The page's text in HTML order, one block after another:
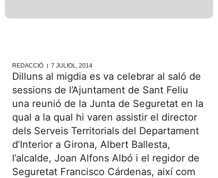
REDACCIÓ 7 JULIOL, 2014
Dilluns al migdia es va celebrar al saló de
sessions de l’Ajuntament de Sant Feliu
una reunió de la Junta de Seguretat en la
qual a la qual hi varen assistir el director
dels Serveis Territorials del Departament
d’Interior a Girona, Albert Ballesta,
l’alcalde, Joan Alfons Albó i el regidor de
Seguretat Francisco Cárdenas, així com